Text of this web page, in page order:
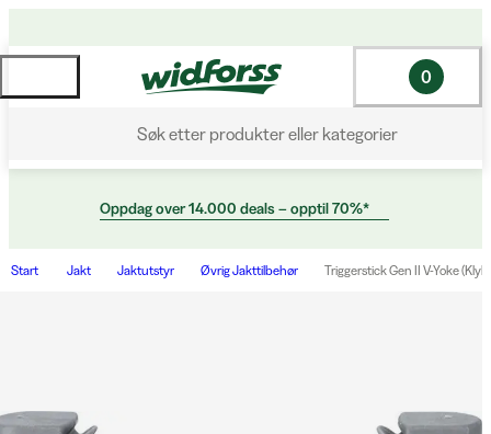
Søk etter produkter eller kategorier
0
Oppdag over 14.000 deals – opptil 70%*
Start Jakt Jaktutstyr Øvrig Jakttilbehør Triggerstick Gen II V-Yoke